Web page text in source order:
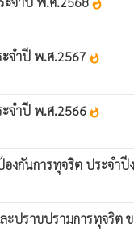
whatshot
ะจำปี พ.ศ.2567 whatshot
ะจำปี พ.ศ.2566 whatshot
งกันการทุจริต ประจ
ละปราบปรามการทุจ